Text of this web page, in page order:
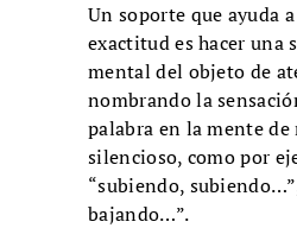
Un soporte que ayuda
exactitud es hacer una
mental del objeto de
nombrando la
palabra en la mente
silencioso, como por
“subiendo,
bajando…”.